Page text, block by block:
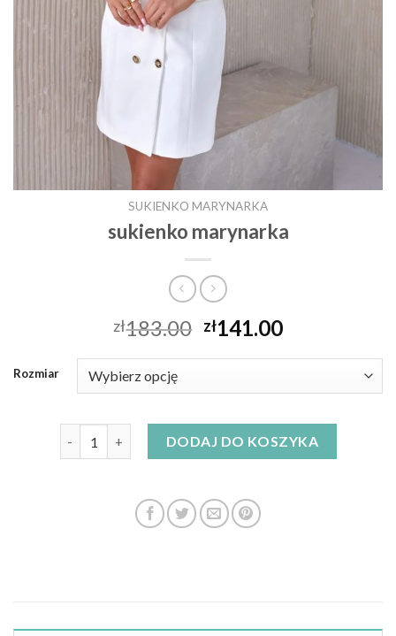
SUKIENKO MARYNARKA
sukienko marynarka
zł183.00 zł141.00
Rozmiar
DODAJ DO KOSZYKA